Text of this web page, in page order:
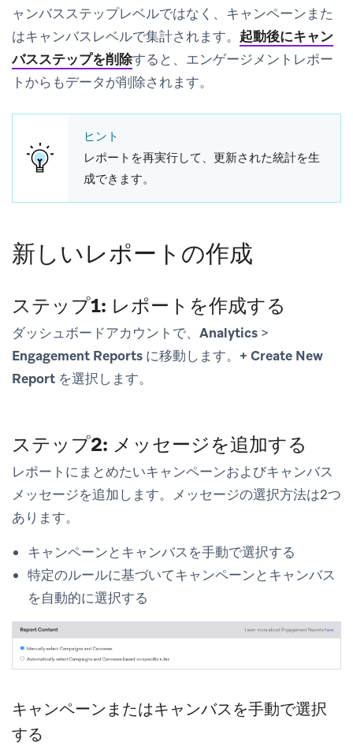
ャンバスステップレベルではなく、キャンペーンまた
はキャンバスレベルで集計されます。 起動後にキャン
バスステップを削除すると、エンゲージメントレポー
トからもデータが削除されます。
ヒント
レポートを再実行して、更新された統計を生
成できます。
新しいレポートの作成
ステップ1: レポートを作成する
ダッシュボードアカウントで、 Analytics >
Engagement Reports に移動します。 + Create New
Report を選択します。
ステップ2: メッセージを追加する
レポートにまとめたいキャンペーンおよびキャンバス
メッセージを追加します。メッセージの選択方法は2つ
あります。
キャンペーンとキャンバスを手動で選択する
特定のルールに基づいてキャンペーンとキャンバス
を自動的に選択する
キャンペーンまたはキャンバスを手動で選択
する